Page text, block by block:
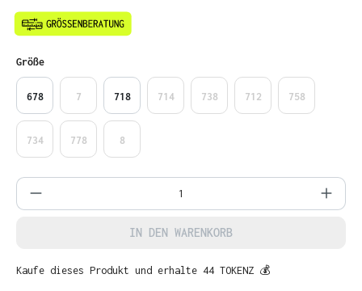
Größeauswählen
678 7 718 714 738 712 758
734 778 8
Produkt Anzahl: Gib den gewünschten
IN DEN WARENKORB
Kaufe dieses Produkt und erhalte 44 TOKENZ 💰